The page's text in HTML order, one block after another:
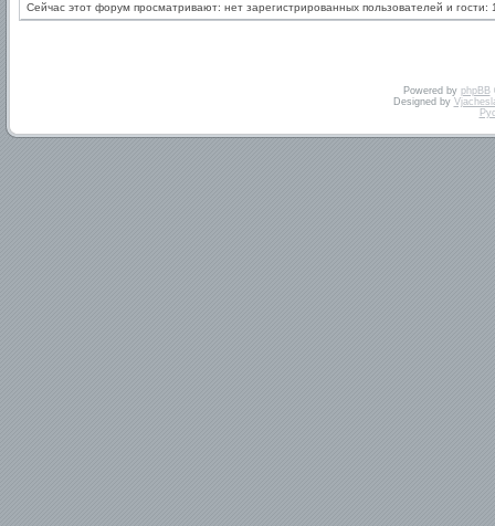
Сейчас этот форум просматривают: нет зарегистрированных пользователей и гости:
Powered by phpBB
Designed by